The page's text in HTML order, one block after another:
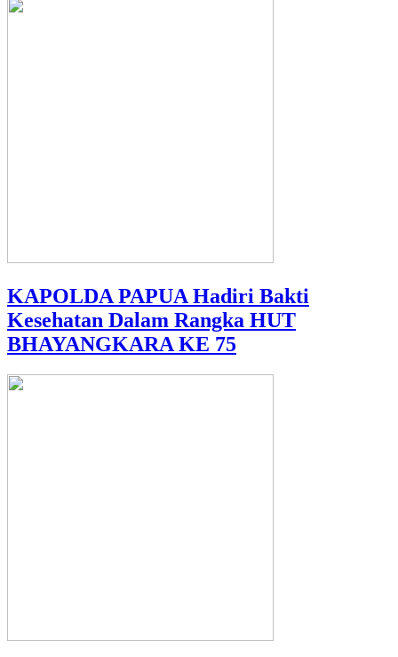
KAPOLDA PAPUA Hadiri Bakti
Kesehatan Dalam Rangka HUT
BHAYANGKARA KE 75